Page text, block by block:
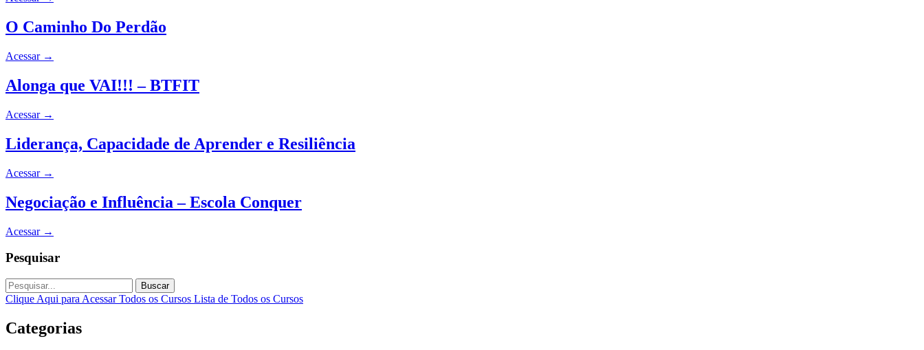
O Caminho Do Perdão
Acessar →
Alonga que VAI!!! – BTFIT
Acessar →
Liderança, Capacidade de Aprender e Resiliência
Acessar →
Negociação e Influência – Escola Conquer
Acessar →
Pesquisar
Buscar
Clique Aqui para Acessar Todos os Cursos Lista de Todos os Cursos
Categorias